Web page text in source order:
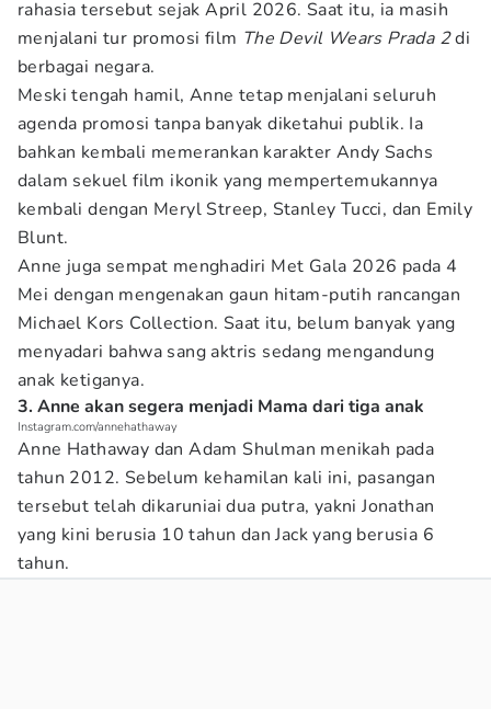
rahasia tersebut sejak April 2026. Saat itu, ia masih
menjalani tur promosi film The Devil Wears Prada 2di
berbagai negara.
Meski tengah hamil, Anne tetap menjalani seluruh
agenda promosi tanpa banyak diketahui publik. Ia
bahkan kembali memerankan karakter Andy Sachs
dalam sekuel film ikonik yang mempertemukannya
kembali dengan Meryl Streep, Stanley Tucci, dan Emily
Blunt.
Anne juga sempat menghadiri Met Gala 2026 pada 4
Mei dengan mengenakan gaun hitam-putih rancangan
Michael Kors Collection. Saat itu, belum banyak yang
menyadari bahwa sang aktris sedang mengandung
anak ketiganya.
3. Anne akan segera menjadi Mama dari tiga anak
Instagram.com/annehathaway
Anne Hathaway dan Adam Shulman menikah pada
tahun 2012. Sebelum kehamilan kali ini, pasangan
tersebut telah dikaruniai dua putra, yakni Jonathan
yang kini berusia 10 tahun dan Jack yang berusia 6
tahun.